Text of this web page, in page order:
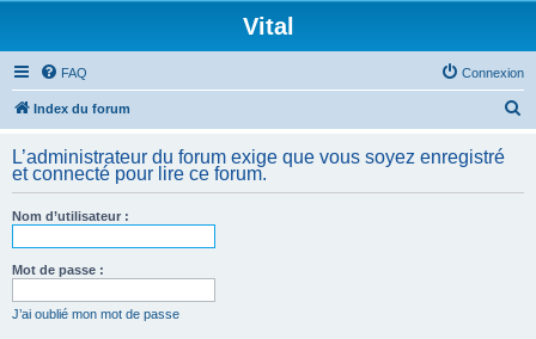
Vital
FAQ Connexion
Index du forum
h
L’administrateur du forum exige que vous soyez enregistré
et connecté pour lire ce forum.
Nom d’utilisateur :
Mot de passe :
J’ai oublié mon mot de passe